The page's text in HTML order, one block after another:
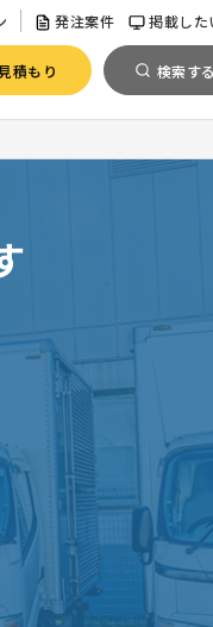
発注案件 掲載した
積もり 検索する